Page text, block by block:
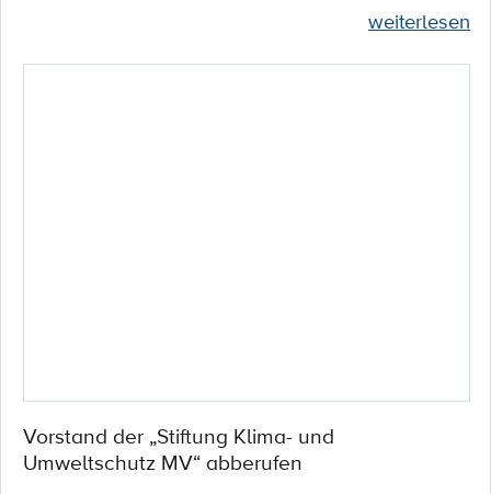
weiterlesen
Vorstand der „Stiftung Klima- und
Umweltschutz MV“ abberufen